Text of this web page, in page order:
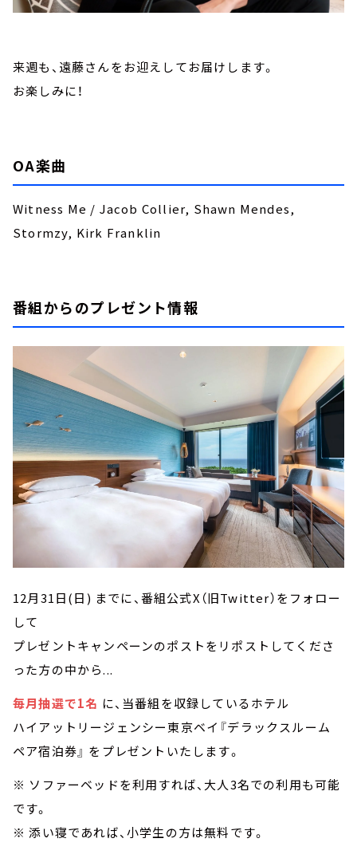
来週も、遠藤さんをお迎えしてお届けします。
お楽しみに！
OA楽曲
Witness Me / Jacob Collier, Shawn Mendes,
Stormzy, Kirk Franklin
番組からのプレゼント情報
12月31日(日) までに、番組公式X（旧Twitter）をフォロー
して
プレゼントキャンペーンのポストをリポストしてくださ
った方の中から...
毎月抽選で1名 に、当番組を収録しているホテル
ハイアットリージェンシー東京ベイ『デラックスルーム
ペア宿泊券』 をプレゼントいたします。
※ ソファーベッドを利用すれば、大人3名での利用も可能
です。
※ 添い寝であれば、小学生の方は無料です。